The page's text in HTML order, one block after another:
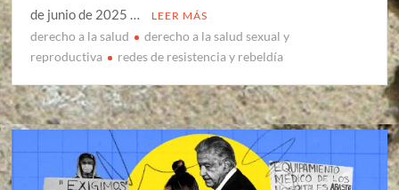
de junio de 2025 …
LEER MÁS
derecho a la salud
derecho a la salud sexual y
reproductiva
redes de resistencia y rebeldía